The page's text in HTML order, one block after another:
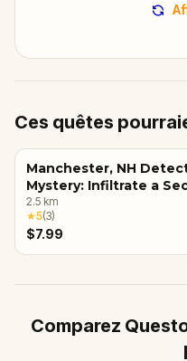
Ces quêtes
Manchester, NH
Mystery: Infiltrate a
Society!
2.5 km
★5(3)
$7.99
Comparez